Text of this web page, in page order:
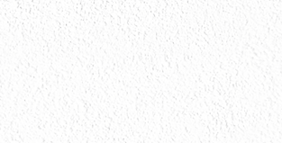
PODについて